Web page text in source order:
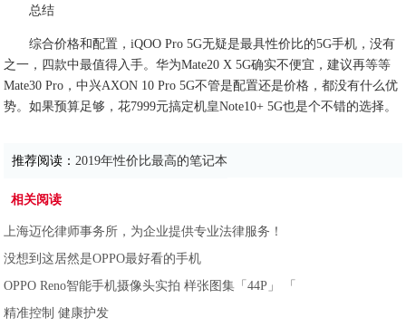
总结
综合价格和配置，iQOO Pro 5G无疑是最具性价比的5G手机，没有
之一，四款中最值得入手。华为Mate20 X 5G确实不便宜，建议再等等
Mate30 Pro，中兴AXON 10 Pro 5G不管是配置还是价格，都没有什么优
势。如果预算足够，花7999元搞定机皇Note10+ 5G也是个不错的选择。
推荐阅读：2019年性价比最高的笔记本
相关阅读
上海迈伦律师事务所，为企业提供专业法律服务！
没想到这居然是OPPO最好看的手机
OPPO Reno智能手机摄像头实拍 样张图集「44P」 「
精准控制 健康护发